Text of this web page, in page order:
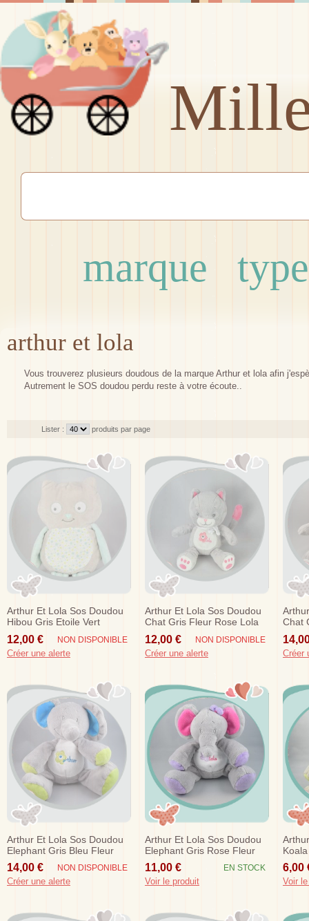
marque type
arthur et lola
Vous trouverez plusieurs doudous de la marque Arthur et lola afin
Autrement le SOS doudou perdu reste à votre écoute..
Lister : produits par page
Arthur Et Lola Sos Doudou
Hibou Gris Etoile Vert
12,00 € NON DISPONIBLE
Créer une alerte
Arthur Et Lola Sos Doudou
Chat Gris Fleur Rose Lola
12,00 € NON DISPONIBLE
Créer une alerte
Chat
Créer
Arthur Et Lola Sos Doudou
Elephant Gris Bleu Fleur
14,00 € NON DISPONIBLE
Créer une alerte
Arthur Et Lola Sos Doudou
Elephant Gris Rose Fleur
Lola Violet
11,00 € EN STOCK
Voir le produit
6,00
Voir